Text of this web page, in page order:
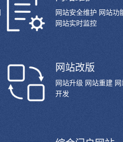
网站安全维护 网站功
网站实时监控
网站改版
网站升级 网站重建 网
开发